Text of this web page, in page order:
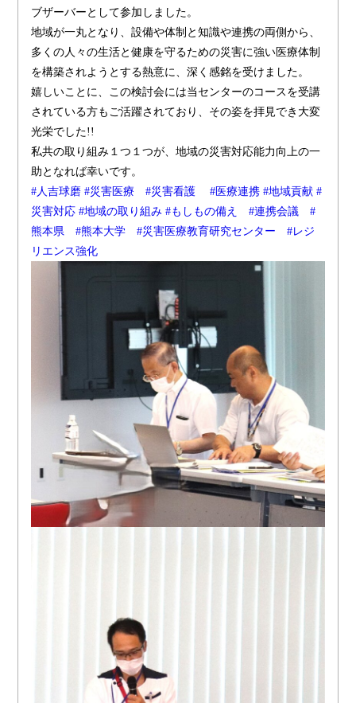
ブザーバーとして参加しました。
地域が一丸となり、設備や体制と知識や連携の両側から、
多くの人々の生活と健康を守るための災害に強い医療体制
を構築されようとする熱意に、深く感銘を受けました。
嬉しいことに、この検討会には当センターのコースを受講
されている方もご活躍されており、その姿を拝見でき大変
光栄でした!!
私共の取り組み１つ１つが、地域の災害対応能力向上の一
助となれば幸いです。
#人吉球磨 #災害医療 #災害看護 #医療連携 #地域貢献 #
災害対応 #地域の取り組み #もしもの備え #連携会議
#
熊本県
#熊本大学 #災害医療教育研究センター
#レジ
リエンス強化